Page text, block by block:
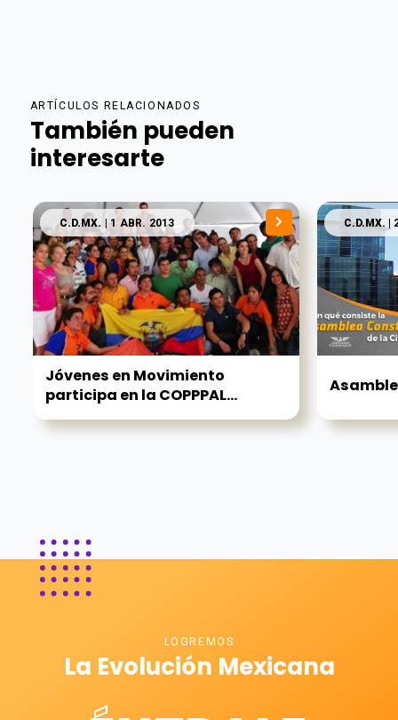
ARTÍCULOS RELACIONADOS
También pueden
interesarte
C.D.MX. | 1 ABR. 2013
Jóvenes en Movimiento
participa en la COPPPAL...
C.D.MX. |
LOGREMOS
La Evolución Mexicana